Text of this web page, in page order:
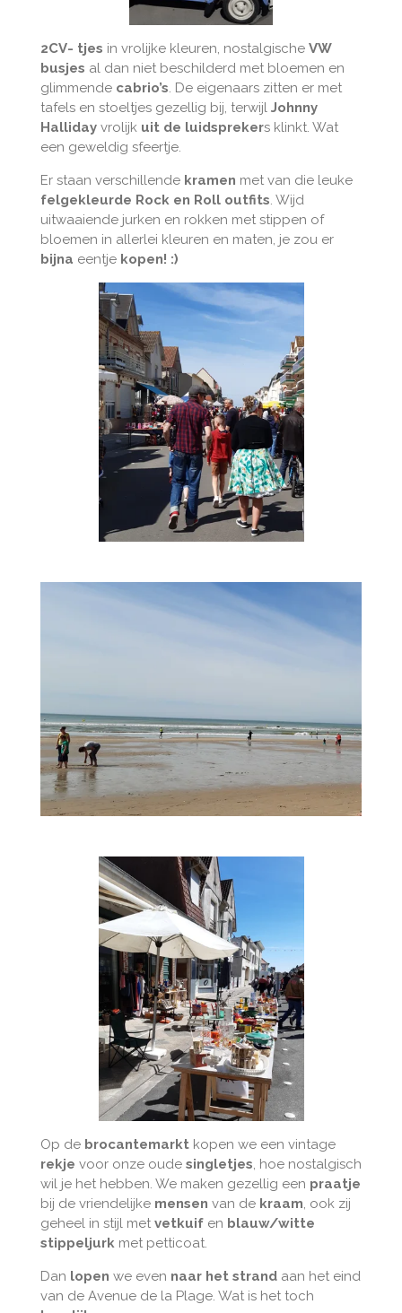
2CV- tjes in vrolijke kleuren, nostalgische VW
busjes al dan niet beschilderd met bloemen en
glimmende cabrio’s. De eigenaars zitten er met
tafels en stoeltjes gezellig bij, terwijl Johnny
Hallidayvrolijk uit de luidsprekers klinkt. Wat
een geweldig sfeertje.
Er staan verschillende kramen met van die leuke
felgekleurde Rock en Roll outfits. Wijd
uitwaaiende jurken en rokken met stippen of
bloemen in allerlei kleuren en maten, je zou er
bijna eentje kopen! :)
Op de brocantemarktkopen we een vintage
rekje voor onze oude singletjes, hoe nostalgisch
wil je het hebben. We maken gezellig een praatje
bij de vriendelijke mensen van de kraam, ook zij
geheel in stijl met vetkuifen blauw/witte
stippeljurk met petticoat.
Dan lopen we even naar het strandaan het eind
van de Avenue de la Plage. Wat is het toch